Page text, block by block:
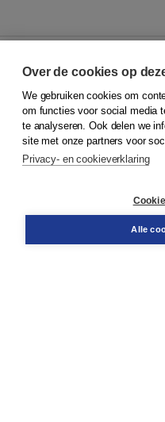
© 2026Koninklijke Boom
Klantenservice
Service & informatie
Contact
Over de cookies op
We gebruiken cookies om
om functies voor social media
te analyseren. Ook delen we
site met onze partners voor
Privacy- en cookieverklaring
Alle